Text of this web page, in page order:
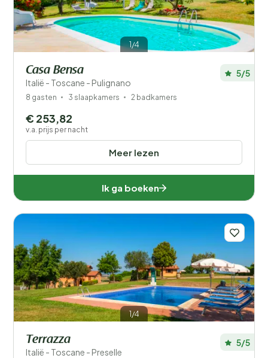
Type vakantiehuisje
Populaire filters
Mindervaliden
Voorzieningen
Wellness
1/4
Casa Bensa
Italië - Toscane - Pulignano
5/5
8 gasten 3 slaapkamers 2 badkamers
Meer lezen
€ 253,82
v.a. prijs per nacht
Ik ga boeken
1/4
Terrazza
Italië - Toscane - Preselle
5/5